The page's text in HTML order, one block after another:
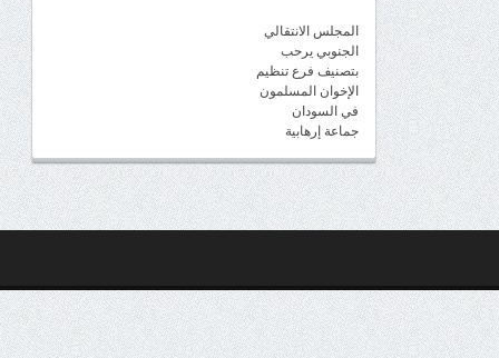
المجلس الانتقالي
الجنوبي يرحب
بتصنيف فرع تنظيم
الإخوان المسلمون
في السودان
جماعة إرهابية